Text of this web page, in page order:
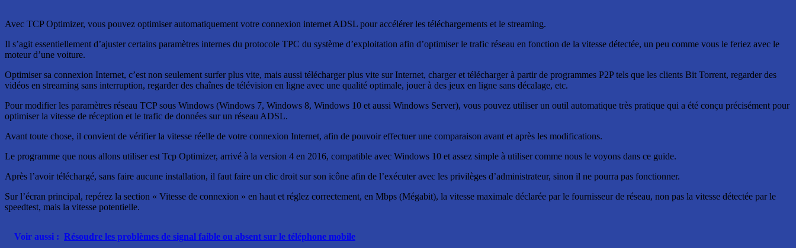
Avec TCP Optimizer, vous pouvez optimiser automatiquement votre connexion internet ADSL pour accélérer les téléchargements et le streaming.
Il s’agit essentiellement d’ajuster certains paramètres internes du protocole TPC du système d’exploitation afin d’optimiser le trafic réseau en fonction de la vitesse détectée, un peu comme vous le feriez avec le
moteur d’une voiture.
Optimiser sa connexion Internet, c’est non seulement surfer plus vite, mais aussi télécharger plus vite sur Internet, charger et télécharger à partir de programmes P2P tels que les clients Bit Torrent, regarder des
vidéos en streaming sans interruption, regarder des chaînes de télévision en ligne avec une qualité optimale, jouer à des jeux en ligne sans décalage, etc.
Pour modifier les paramètres réseau TCP sous Windows (Windows 7, Windows 8, Windows 10 et aussi Windows Server), vous pouvez utiliser un outil automatique très pratique qui a été conçu précisément pour
optimiser la vitesse de réception et le trafic de données sur un réseau ADSL.
Avant toute chose, il convient de vérifier la vitesse réelle de votre connexion Internet, afin de pouvoir effectuer une comparaison avant et après les modifications.
Le programme que nous allons utiliser est Tcp Optimizer, arrivé à la version 4 en 2016, compatible avec Windows 10 et assez simple à utiliser comme nous le voyons dans ce guide.
Après l’avoir téléchargé, sans faire aucune installation, il faut faire un clic droit sur son icône afin de l’exécuter avec les privilèges d’administrateur, sinon il ne pourra pas fonctionner.
Sur l’écran principal, repérez la section « Vitesse de connexion » en haut et réglez correctement, en Mbps (Mégabit), la vitesse maximale déclarée par le fournisseur de réseau, non pas la vitesse détectée par le
speedtest, mais la vitesse potentielle.
Voir aussi : Résoudre les problèmes de signal faible ou absent sur le téléphone mobile